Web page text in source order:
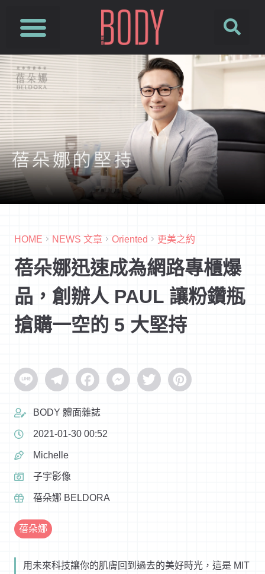
HOME NEWS 文章 Oriented 更美之約
蓓朵娜迅速成為網路專櫃爆
品，創辦人 PAUL 讓粉鑽瓶
搶購一空的 5 大堅持
Line TelegramFacebookMessenger
Twitter Pinterest
BODY 體面雜誌
2021-01-30 00:52
Michelle
子宇影像
蓓朵娜 BELDORA
蓓朵娜
用未來科技讓你的肌膚回到過去的美好時光，這是 MIT